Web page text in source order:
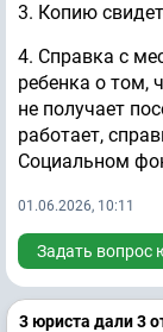
3. Копию
4. Справка с
ребенка о том,
не получает
работает,
Социальном
01.06.2026, 10:11
Задать вопрос
3 юристa дали 3